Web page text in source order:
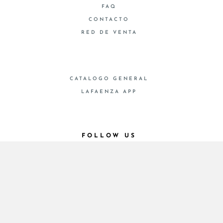
FAQ
CONTACTO
RED DE VENTA
CATALOGO GENERAL
LAFAENZA APP
FOLLOW US